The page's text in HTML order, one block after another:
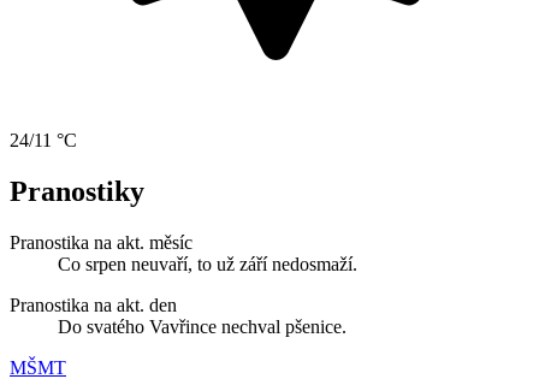
24/11 °C
Pranostiky
Pranostika na akt. měsíc
Co srpen neuvaří, to už září nedosmaží.
Pranostika na akt. den
Do svatého Vavřince nechval pšenice.
MŠMT